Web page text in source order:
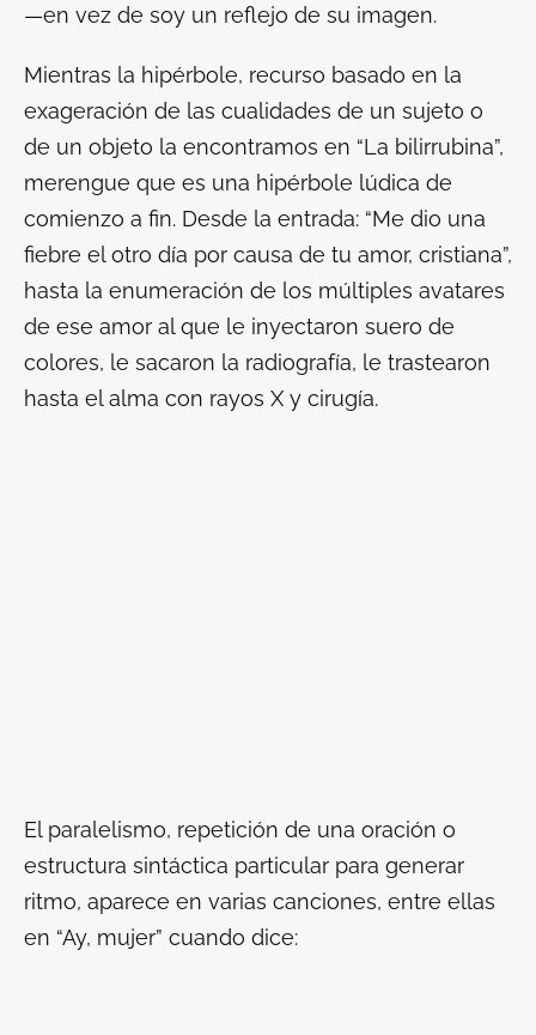
—en vez de soy un reflejo de su imagen.
Mientras la hipérbole, recurso basado en la
exageración de las cualidades de un sujeto o
de un objeto la encontramos en “La bilirrubina”,
merengue que es una hipérbole lúdica de
comienzo a fin. Desde la entrada: “Me dio una
fiebre el otro día por causa de tu amor, cristiana”,
hasta la enumeración de los múltiples avatares
de ese amor al que le inyectaron suero de
colores, le sacaron la radiografía, le trastearon
hasta el alma con rayos X y cirugía.
El paralelismo, repetición de una oración o
estructura sintáctica particular para generar
ritmo, aparece en varias canciones, entre ellas
en “Ay, mujer” cuando dice: